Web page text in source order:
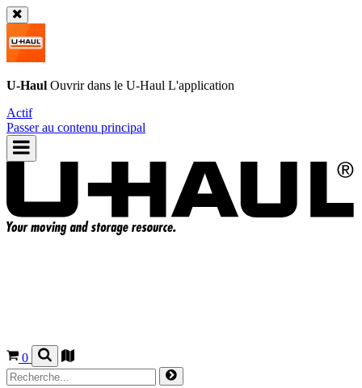
U-Haul Ouvrir dans le U-Haul L'application
Actif
Passer au contenu principal
0